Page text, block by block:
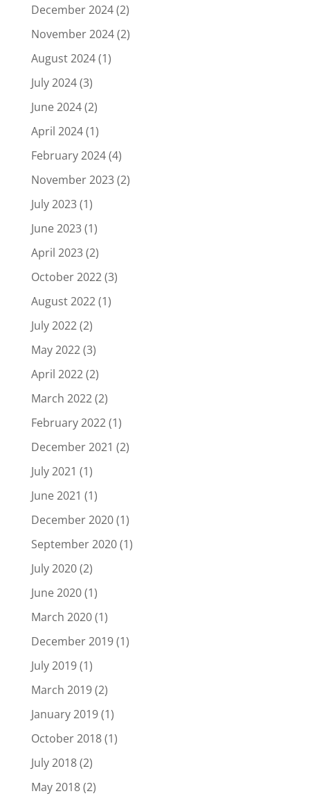
December 2024(2)
November 2024(2)
August 2024(1)
July 2024(3)
June 2024(2)
April 2024(1)
February 2024(4)
November 2023(2)
July 2023(1)
June 2023(1)
April 2023(2)
October 2022(3)
August 2022(1)
July 2022(2)
May 2022(3)
April 2022(2)
March 2022(2)
February 2022(1)
December 2021 (2)
July 2021 (1)
June 2021 (1)
December 2020(1)
September 2020(1)
July 2020(2)
June 2020(1)
March 2020(1)
December 2019(1)
July 2019(1)
March 2019(2)
January 2019(1)
October 2018(1)
July 2018(2)
May 2018(2)